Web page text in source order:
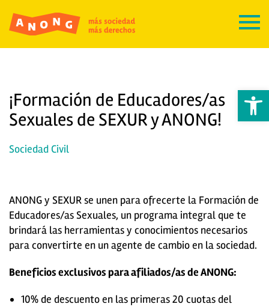
Abrir
¡Formación de Educadores/as
Sexuales de SEXUR y ANONG!
Sociedad Civil
ANONG y SEXUR se unen para ofrecerte la Formación de
Educadores/as Sexuales, un programa integral que te
brindará las herramientas y conocimientos necesarios
para convertirte en un agente de cambio en la sociedad.
Beneficios exclusivos para afiliados/as de ANONG:
10% de descuento en las primeras 20 cuotas del